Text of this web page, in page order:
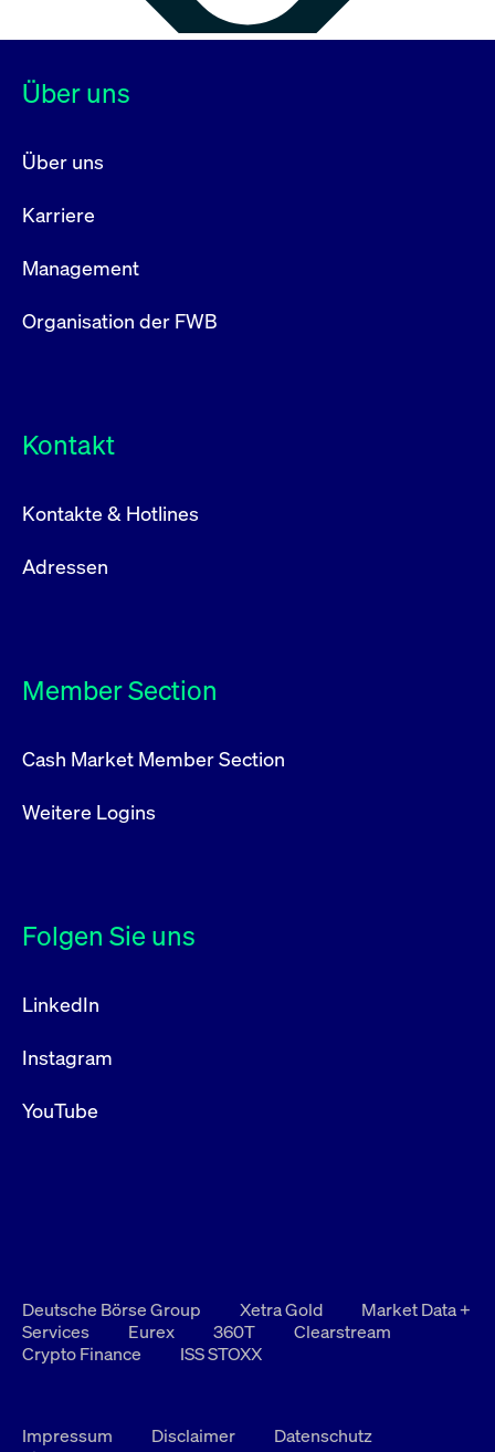
Über uns
Über uns
Karriere
Management
Organisation der FWB
Kontakt
Kontakte & Hotlines
Adressen
Member Section
Cash Market Member Section
Weitere Logins
Folgen Sie uns
LinkedIn
Instagram
YouTube
Deutsche Börse Group Xetra Gold
Market Data +
Services
Eurex 360T
Clearstream
Crypto Finance
ISS STOXX
Impressum Disclaimer
Datenschutz